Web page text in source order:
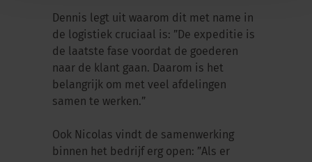
Dennis legt uit waarom dit met name in
de logistiek cruciaal is: ”De expeditie is
de laatste fase voordat de goederen
naar de klant gaan. Daarom is het
belangrijk om met veel afdelingen
samen te werken.”
Ook Nicolas vindt de samenwerking
binnen het bedrijf erg open: ”Als er